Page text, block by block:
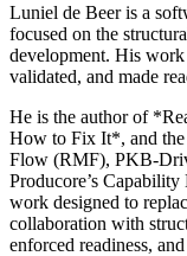
Luniel de Beer is a
focused on the
development. His
validated, and made
He is the author of
How to Fix It*, and the
Flow (RMF), PKB-
Producore’s
work designed to
collaboration with
enforced readiness,